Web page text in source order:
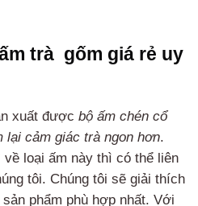
trà gốm giá rẻ uy
xuất được bộ ấm chén cổ
lại cảm giác trà ngon hơn.
loại ấm này thì có thể liên
tôi. Chúng tôi sẽ giải thích
phẩm phù hợp nhất. Với